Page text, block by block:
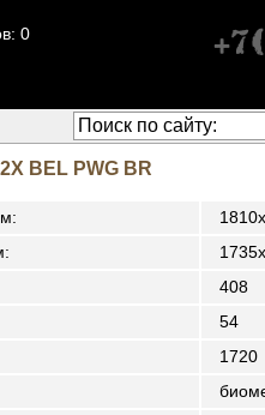
0
BEL PWG BR
:
:
408
54
1720